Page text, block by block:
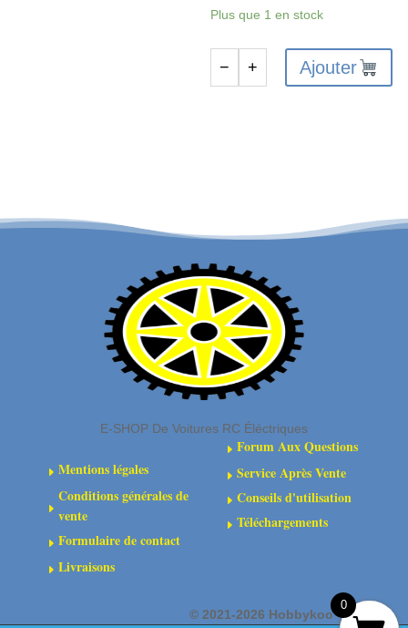
Plus que 1 en stock
inférieurs
et
de
ressort
de
pare-
chocs
− + Ajouter
E-SHOP De Voitures RC Éléctriques
EMentions légales
E
Conditions générales de
vente
EFormulaire de contact
ELivraisons
E Forum Aux Questions
E Service Après Vente
E Conseils d'utilisation
E Téléchargements
©2021-2026 Hobbykoo
0